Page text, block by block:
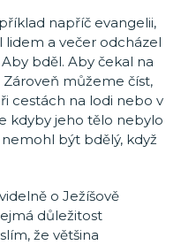
napříč evangelii,
lidem a večer odcházel
bděl. Aby čekal na
můžeme číst,
cestách na lodi nebo v
kdyby jeho tělo nebylo
být bdělý, když
o Ježíšově
důležitost
že většina